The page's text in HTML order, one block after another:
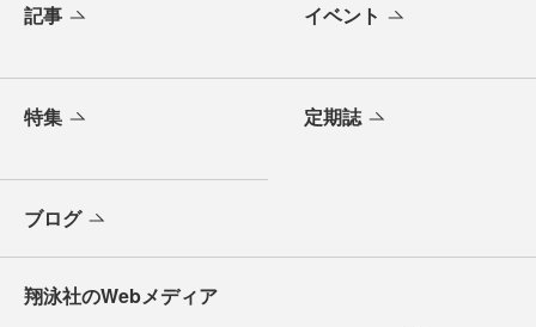
記事 イベント
特集 定期誌
ブログ
翔泳社のWebメディア